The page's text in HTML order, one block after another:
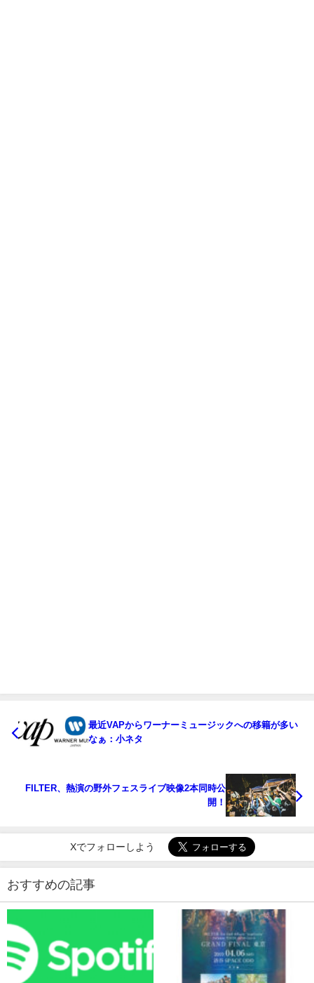
最近VAPからワーナーミュージックへの移籍が多い
なぁ：小ネタ
FILTER、熱演の野外フェスライブ映像2本同時公
開！
Xでフォローしよう
おすすめの記事